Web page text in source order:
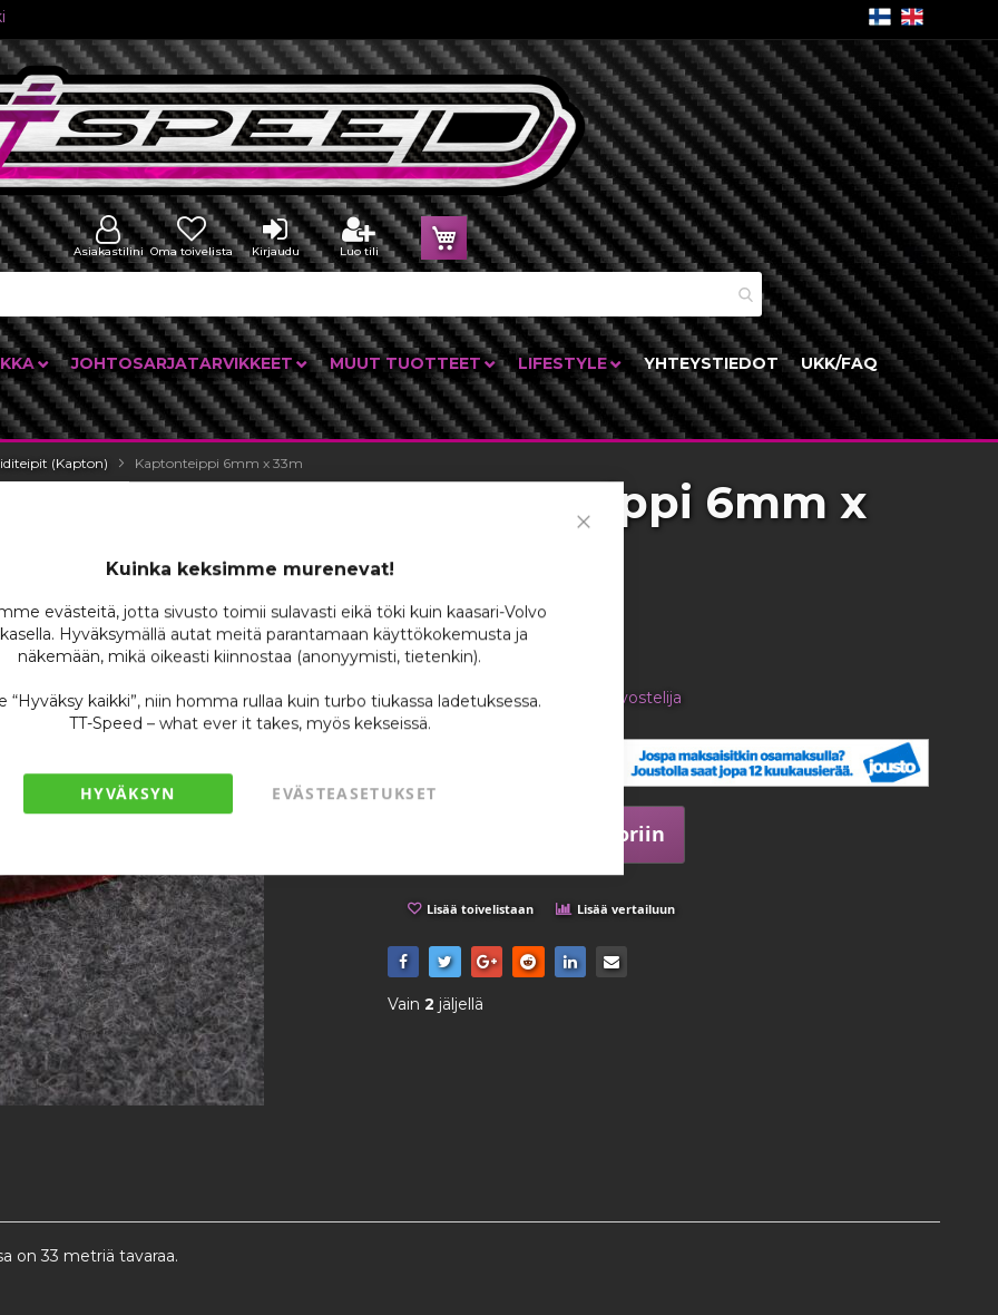
Kuinka keksimme murenevat!
evästeitä, jotta sivusto toimii sulavasti eikä töki kuin kaasari-Volvo
Hyväksymällä autat meitä parantamaan käyttökokemusta ja
näkemään, mikä oikeasti kiinnostaa (anonyymisti, tietenkin).
“Hyväksy kaikki”, niin homma rullaa kuin turbo tiukassa ladetuksessa.
TT-Speed – what ever it takes, myös kekseissä.
HYVÄKSYN EVÄSTEASETUKSET
Ostoskori
Asiakastilini Oma toivelista Kirjaudu Luo tili
JOHTOSARJATARVIKKEET MUUT TUOTTEET LIFESTYLE YHTEYSTIEDOT UKK/FAQ
(Kapton) Kaptonteippi 6mm x 33m
Kaptonteippi 6mm x
33m
Tuotenumero: 1796
Varastossa
Ole ensimmäinen tuotteen arvostelija
Lisää ostoskoriin
Lisää toivelistaan Lisää vertailuun
Vain 2 jäljellä
on 33 metriä tavaraa.